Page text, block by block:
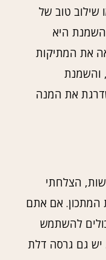
שילוב טוב של
היא
את המתיקות
והשמנת
את המנה
הצלחתי
המתכון. אם אתם
להשתמש
יש גם גרסה דלת